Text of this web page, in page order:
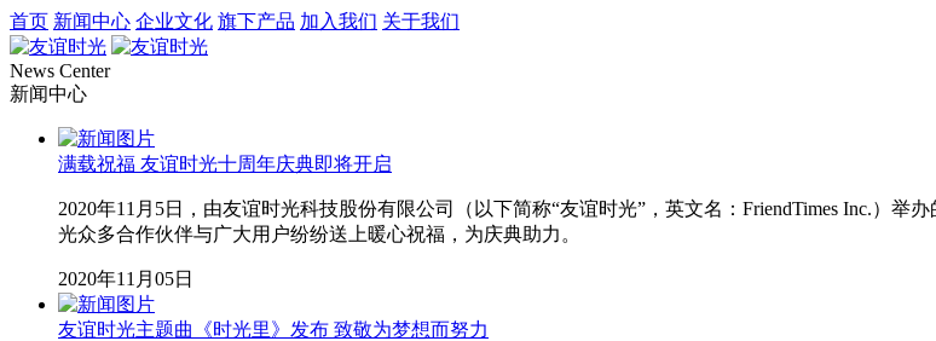
首页 新闻中心 企业文化 旗下产品 加入我们 关于我们
News Center
新闻中心
满载祝福 友谊时光十周年庆典即将开启
2020年11月5日，由友谊时光科技股份有限公司（以下简称“友谊时光”，英文名：FriendTimes Inc.）
光众多合作伙伴与广大用户纷纷送上暖心祝福，为庆典助力。
2020年11月05日
友谊时光主题曲《时光里》发布 致敬为梦想而努力